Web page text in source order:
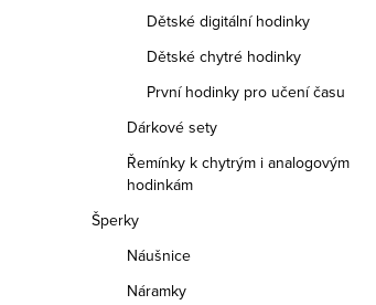
Dětské digitální hodinky
Dětské chytré hodinky
První hodinky pro učení času
Dárkové sety
Řemínky k chytrým i analogovým
hodinkám
Šperky
Náušnice
Náramky